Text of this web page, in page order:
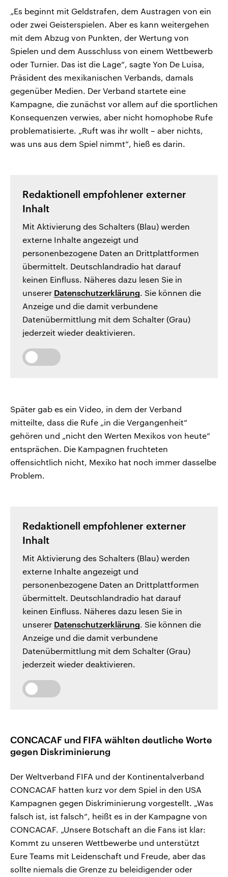
„Es beginnt mit Geldstrafen, dem Austragen von ein
oder zwei Geisterspielen. Aber es kann weitergehen
mit dem Abzug von Punkten, der Wertung von
Spielen und dem Ausschluss von einem Wettbewerb
oder Turnier. Das ist die Lage“, sagte Yon De Luisa,
Präsident des mexikanischen Verbands, damals
gegenüber Medien. Der Verband startete eine
Kampagne, die zunächst vor allem auf die sportlichen
Konsequenzen verwies, aber nicht homophobe Rufe
problematisierte. „Ruft was ihr wollt – aber nichts,
was uns aus dem Spiel nimmt“, hieß es darin.
Redaktionell empfohlener externer
Inhalt
Mit Aktivierung des Schalters (Blau) werden
externe Inhalte angezeigt und
personenbezogene Daten an Drittplattformen
übermittelt. Deutschlandradio hat darauf
keinen Einfluss. Näheres dazu lesen Sie in
unserer Datenschutzerklärung. Sie können die
Anzeige und die damit verbundene
Datenübermittlung mit dem Schalter (Grau)
jederzeit wieder deaktivieren.
Später gab es ein Video, in dem der Verband
mitteilte, dass die Rufe „in die Vergangenheit“
gehören und „nicht den Werten Mexikos von heute“
entsprächen. Die Kampagnen fruchteten
offensichtlich nicht, Mexiko hat noch immer dasselbe
Problem.
Redaktionell empfohlener externer
Inhalt
Mit Aktivierung des Schalters (Blau) werden
externe Inhalte angezeigt und
personenbezogene Daten an Drittplattformen
übermittelt. Deutschlandradio hat darauf
keinen Einfluss. Näheres dazu lesen Sie in
unserer Datenschutzerklärung. Sie können die
Anzeige und die damit verbundene
Datenübermittlung mit dem Schalter (Grau)
jederzeit wieder deaktivieren.
CONCACAF und FIFA wählten deutliche Worte
gegen Diskriminierung
Der Weltverband FIFA und der Kontinentalverband
CONCACAF hatten kurz vor dem Spiel in den USA
Kampagnen gegen Diskriminierung vorgestellt. „Was
falsch ist, ist falsch“, heißt es in der Kampagne von
CONCACAF. „Unsere Botschaft an die Fans ist klar:
Kommt zu unseren Wettbewerbe und unterstützt
Eure Teams mit Leidenschaft und Freude, aber das
sollte niemals die Grenze zu beleidigender oder